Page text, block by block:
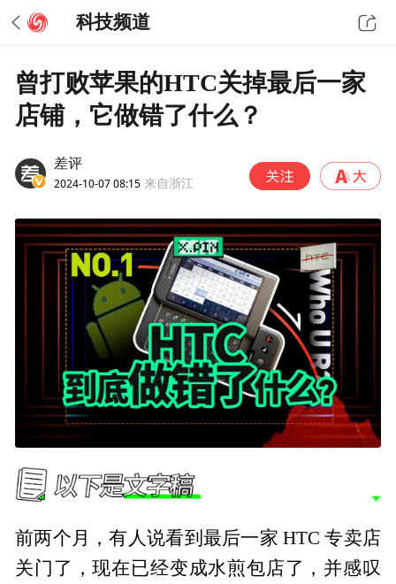
科技频道
曾打败苹果的HTC关掉最后一家
店铺，它做错了什么？
差评
2024-10-07 08:15 来自浙江
前两个月，有人说看到最后一家 HTC 专卖店
关门了，现在已经变成水煎包店了，并感叹